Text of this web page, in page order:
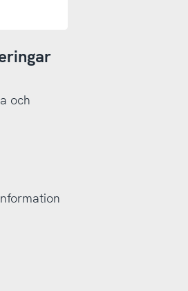
och